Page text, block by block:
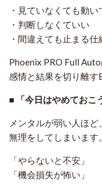
・見ていなくても動い
・判断しなくていい
・間違えても止まる仕
Phoenix PRO Full Auto
感情と結果を切り離す
■ 「今日はやめておこ
メンタルが弱い人ほど、
無理をしてしまいます。
「やらないと不安」
「機会損失が怖い」